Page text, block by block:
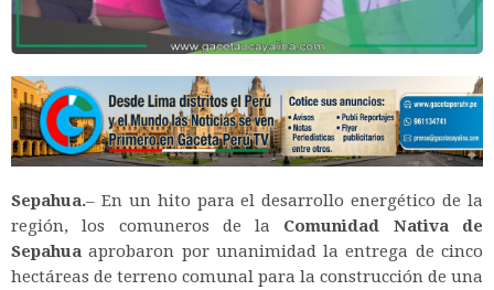
Sepahua.– En un hito para el desarrollo energético de la
región, los comuneros de la Comunidad Nativa de
Sepahua aprobaron por unanimidad la entrega de cinco
hectáreas de terreno comunal para la construcción de una